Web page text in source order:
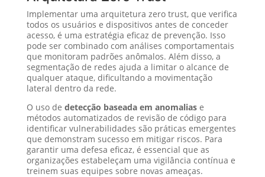
Implementar uma arquitetura zero trust, que verifica
todos os usuários e dispositivos antes de conceder
acesso, é uma estratégia eficaz de prevenção. Isso
pode ser combinado com análises comportamentais
que monitoram padrões anômalos. Além disso, a
segmentação de redes ajuda a limitar o alcance de
qualquer ataque, dificultando a movimentação
lateral dentro da rede.
O uso de detecção baseada em anomaliase
métodos automatizados de revisão de código para
identificar vulnerabilidades são práticas emergentes
que demonstram sucesso em mitigar riscos. Para
garantir uma defesa eficaz, é essencial que as
organizações estabeleçam uma vigilância contínua e
treinem suas equipes sobre novas ameaças.